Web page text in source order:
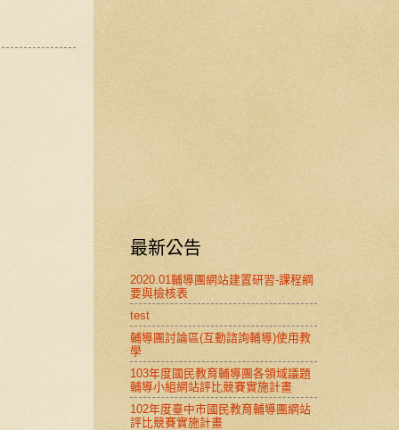
最新公告
2020.01輔導團網站建置研習-課程綱
要與檢核表
test
輔導團討論區(互動諮詢輔導)使用教
學
103年度國民教育輔導團各領域議題
輔導小組網站評比競賽實施計畫
102年度臺中市國民教育輔導團網站
評比競賽實施計畫